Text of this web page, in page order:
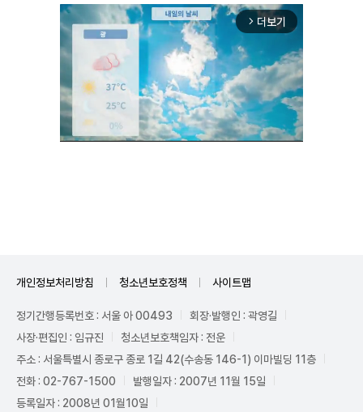
arrow_forward_ios 더보기
개인정보처리방침 청소년보호정책 사이트맵
정기간행등록번호 : 서울 아 00493
회장·발행인 : 곽영길
사장·편집인 : 임규진
청소년보호책임자 : 전운
주소 : 서울특별시 종로구 종로 1길 42(수송동 146-1) 이마빌딩 11층
전화 : 02-767-1500
발행일자 : 2007년 11월 15일
등록일자 : 2008년 01월10일